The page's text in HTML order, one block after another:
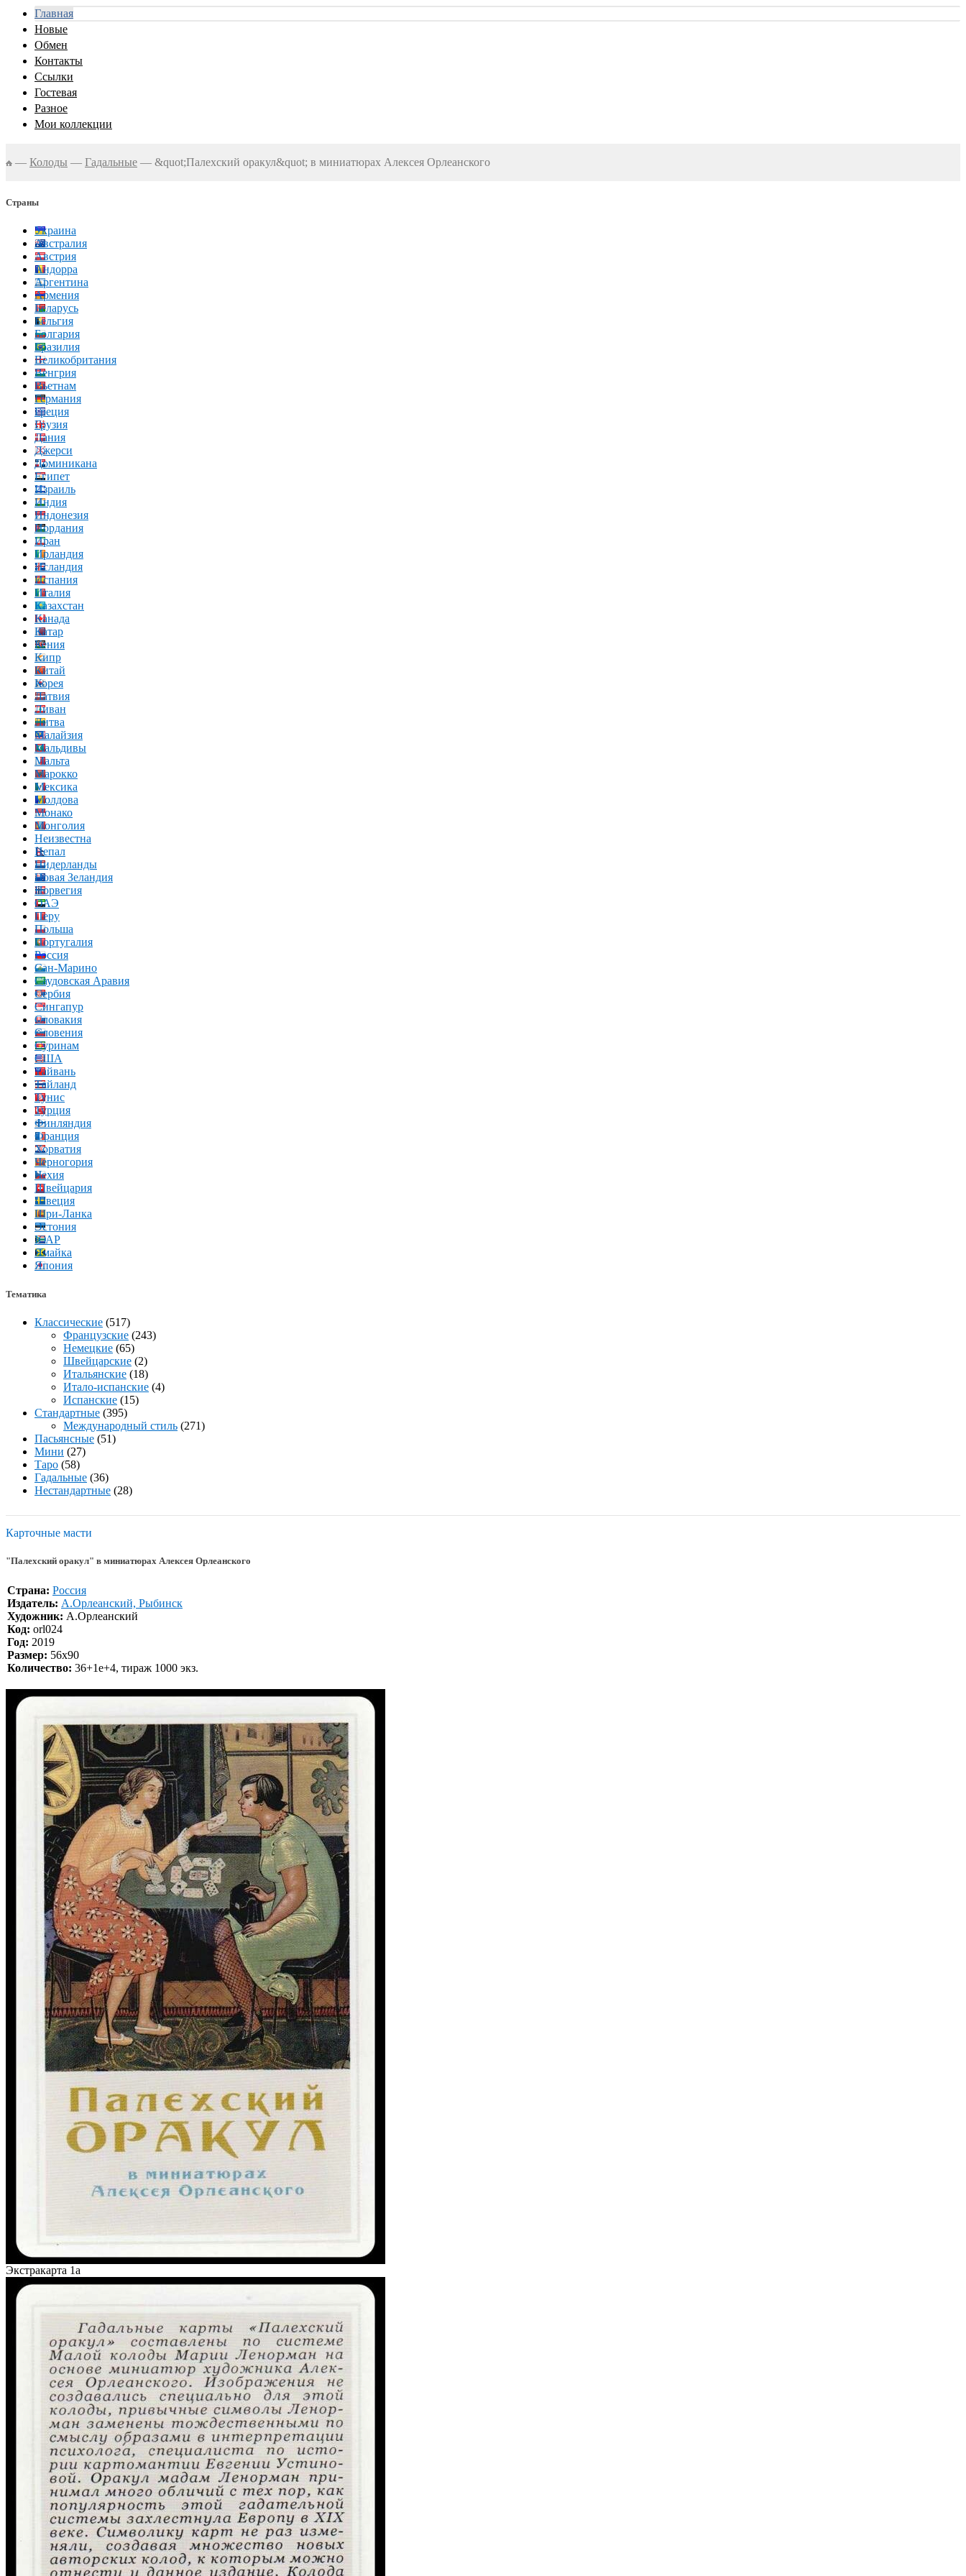
Главная
Новые
Обмен
Контакты
Ссылки
Гостевая
Разное
Мои коллекции
— Колоды — Гадальные — &quot;Палехский оракул&quot; в миниатюрах Алексея Орлеанского
Страны
Украина
Австралия
Австрия
Андорра
Аргентина
Армения
Беларусь
Бельгия
Болгария
Бразилия
Великобритания
Венгрия
Вьетнам
Германия
Греция
Грузия
Дания
Джерси
Доминикана
Египет
Израиль
Индия
Индонезия
Иордания
Иран
Ирландия
Исландия
Испания
Италия
Казахстан
Канада
Катар
Кения
Кипр
Китай
Корея
Латвия
Ливан
Литва
Малайзия
Мальдивы
Мальта
Марокко
Мексика
Молдова
Монако
Монголия
Неизвестна
Непал
Нидерланды
Новая Зеландия
Норвегия
ОАЭ
Перу
Польша
Португалия
Россия
Сан-Марино
Саудовская Аравия
Сербия
Сингапур
Словакия
Словения
Суринам
США
Тайвань
Тайланд
Тунис
Турция
Финляндия
Франция
Хорватия
Черногория
Чехия
Швейцария
Швеция
Шри-Ланка
Эстония
ЮАР
Ямайка
Япония
Тематика
Классические (517)
Французские (243)
Немецкие (65)
Швейцарские (2)
Итальянские (18)
Итало-испанские (4)
Испанские (15)
Стандартные (395)
Международный стиль (271)
Пасьянсные (51)
Мини (27)
Таро (58)
Гадальные (36)
Нестандартные (28)
Карточные масти
"Палехский оракул" в миниатюрах Алексея Орлеанского
Страна: Россия
Издатель: А.Орлеанский, Рыбинск
Художник: А.Орлеанский
Код: orl024
Год: 2019
Размер: 56х90
Количество: 36+1e+4, тираж 1000 экз.
Экстракарта 1а